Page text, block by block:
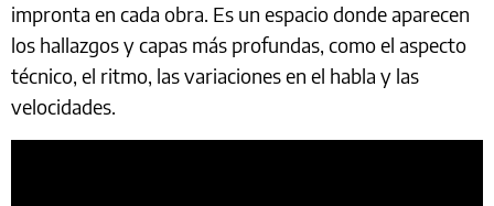
impronta en cada obra. Es un espacio donde aparecen
los hallazgos y capas más profundas, como el aspecto
técnico, el ritmo, las variaciones en el habla y las
velocidades.